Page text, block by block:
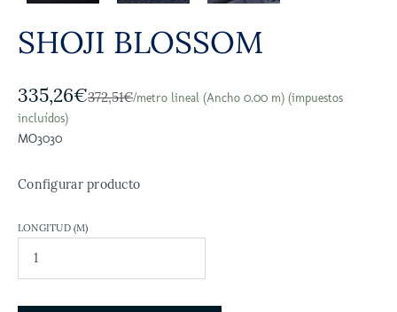
SHOJI BLOSSOM
335,26€372,51€/metro lineal (Ancho 0.00 m) (impuestos
incluídos)
MO3030
Configurar producto
LONGITUD (M)